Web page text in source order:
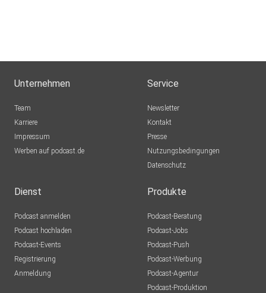
Unternehmen
Team
Karriere
Impressum
Werben auf podcast.de
Service
Newsletter
Kontakt
Presse
Nutzungsbedingungen
Datenschutz
Dienst
Podcast anmelden
Podcast hochladen
Podcast-Events
Registrierung
Anmeldung
Produkte
Podcast-Beratung
Podcast-Jobs
Podcast-Push
Podcast-Werbung
Podcast-Agentur
Podcast-Produktion